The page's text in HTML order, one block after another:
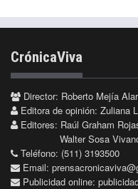
CrónicaViva
Director: Roberto Mejía
Editora de opinión: Zuliana
Editores: Raúl Graham
Walter Sosa
Teléfono: (511) 3193500
Email:
Publicidad online: